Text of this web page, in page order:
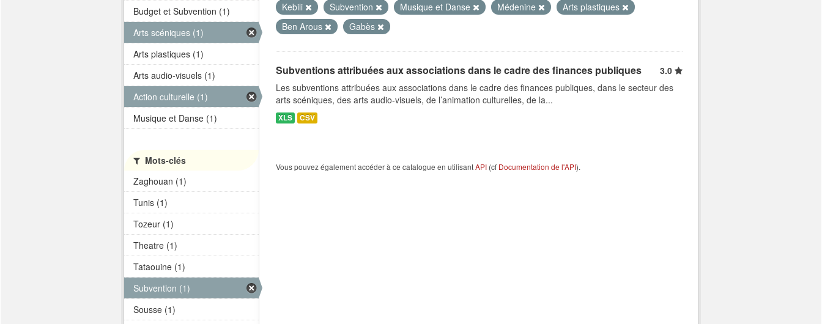
Kebili
Subvention Musique et Danse Médenine
Arts plastiques
Ben Arous
Gabès
Subventions attribuées aux associations dans le cadre des finances publiques
3.0
Les subventions attribuées aux associations dans le cadre des finances publiques, dans le secteur des
arts scéniques, des arts audio-visuels, de l’animation culturelles, de la...
XLS CSV
Vous pouvez également accéder à ce catalogue en utilisantAPI (cf Documentation de l'API).
Budget et Subvention (1)
Arts scéniques (1)
Arts plastiques (1)
Arts audio-visuels (1)
Action culturelle (1)
Musique et Danse (1)
Mots-clés
Zaghouan (1)
Tunis (1)
Tozeur (1)
Theatre (1)
Tataouine (1)
Subvention (1)
Sousse (1)